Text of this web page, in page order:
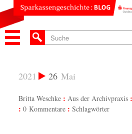
26 Mai
2021
Britta Weschke Aus der Archivpraxis
0 Kommentare
Schlagwörter